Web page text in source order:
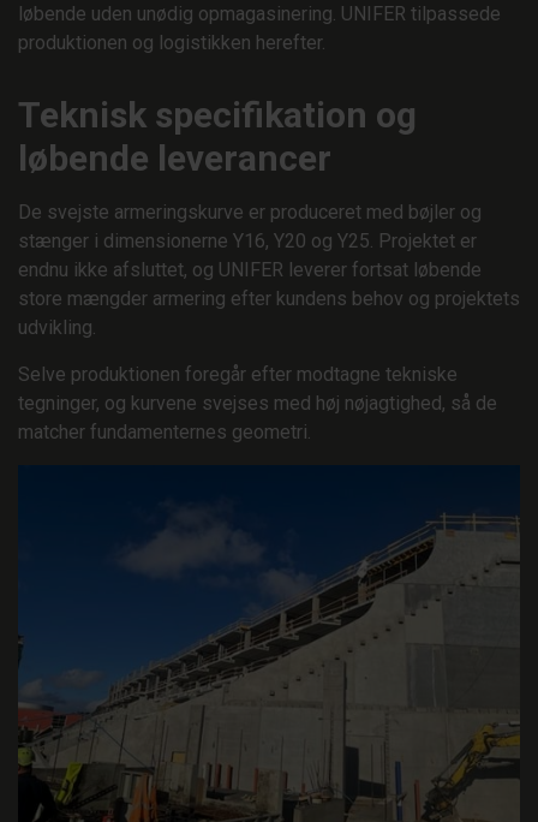
løbende uden unødig opmagasinering. UNIFER tilpassede
produktionen og logistikken herefter.
Teknisk specifikation og
løbende leverancer
De svejste armeringskurve er produceret med bøjler og
stænger i dimensionerne Y16, Y20 og Y25. Projektet er
endnu ikke afsluttet, og UNIFER leverer fortsat løbende
store mængder armering efter kundens behov og projektets
udvikling.
Selve produktionen foregår efter modtagne tekniske
tegninger, og kurvene svejses med høj nøjagtighed, så de
matcher fundamenternes geometri.